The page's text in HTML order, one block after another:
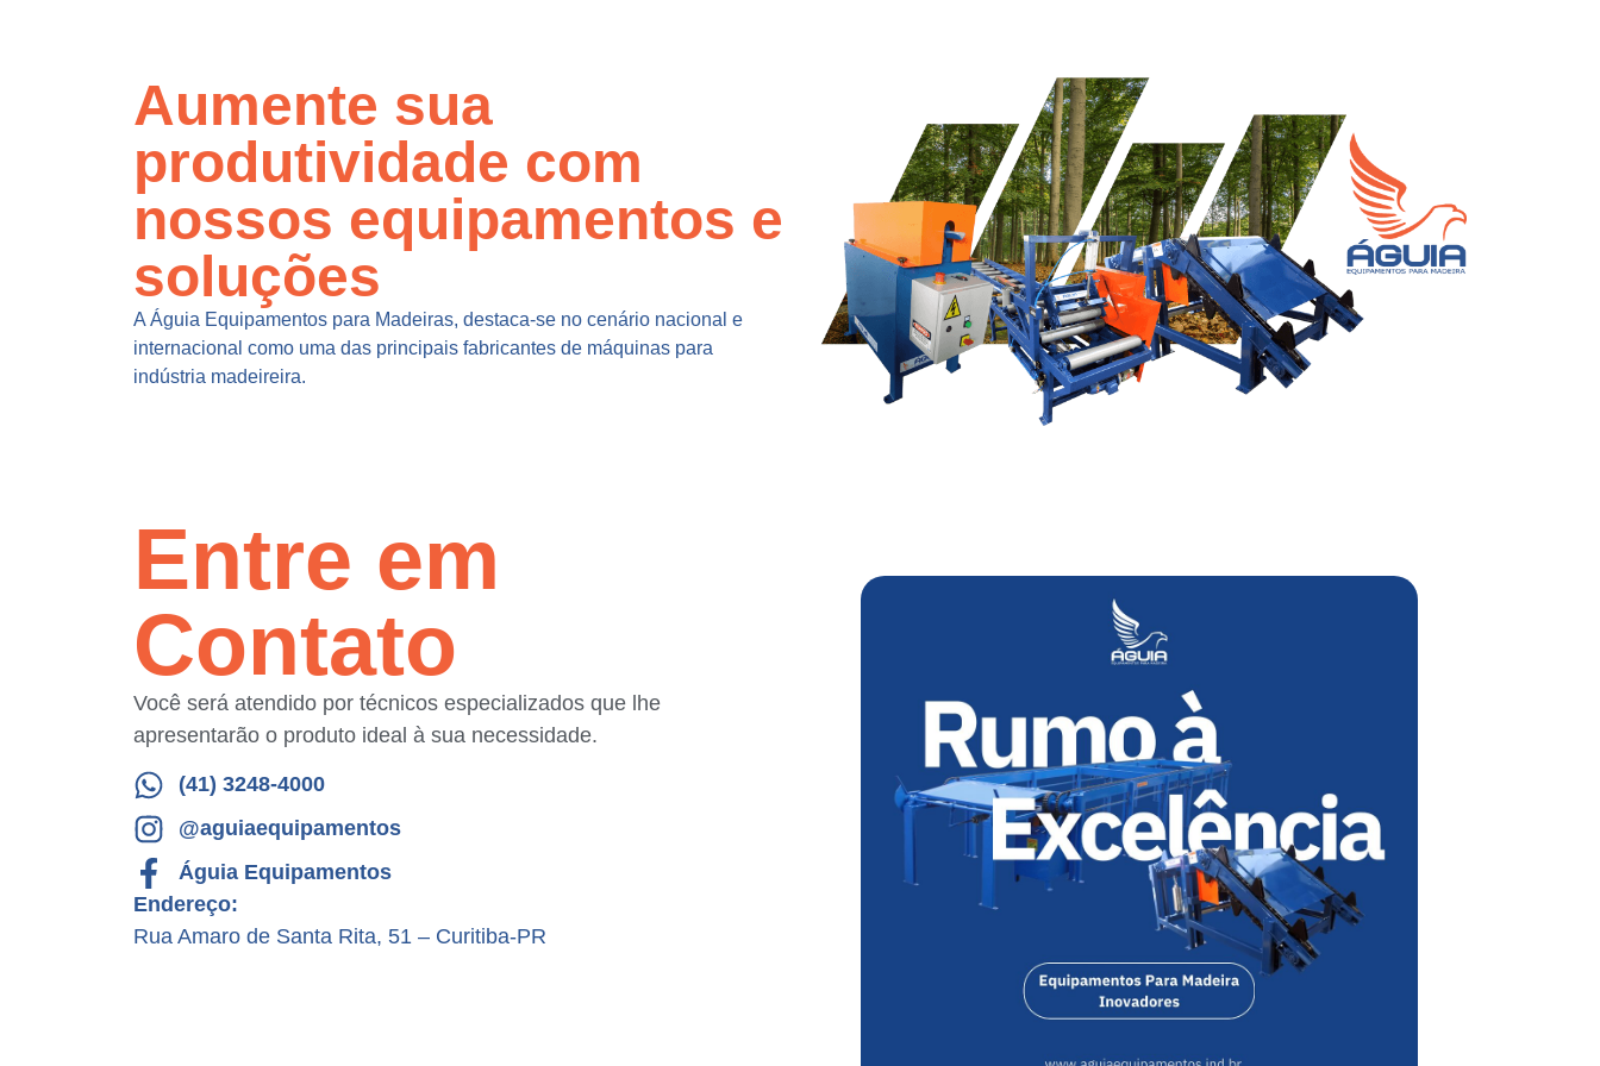
Aumente sua
produtividade com
nossos equipamentos e
soluções
A Águia Equipamentos para Madeiras, destaca-se no cenário nacional e
internacional como uma das principais fabricantes de máquinas para
indústria madeireira.
Entre em
Contato
Você será atendido por técnicos especializados que lhe
apresentarão o produto ideal à sua necessidade.
(41) 3248-4000
@aguiaequipamentos
Águia Equipamentos
Endereço:
Rua Amaro de Santa Rita, 51 – Curitiba-PR